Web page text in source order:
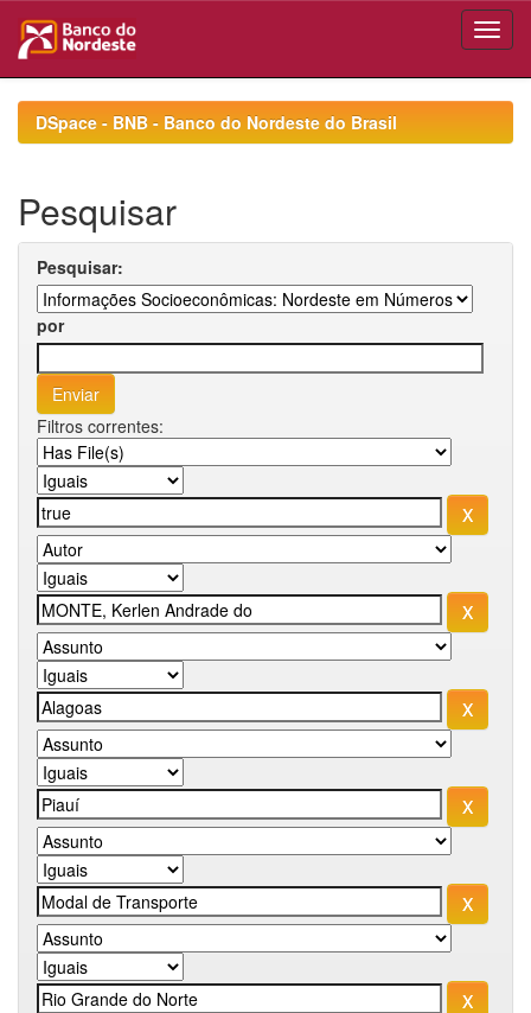
navigationDSpace - BNB - Banco do Nordeste do Brasil
Pesquisar
Pesquisar:
por
Filtros correntes: